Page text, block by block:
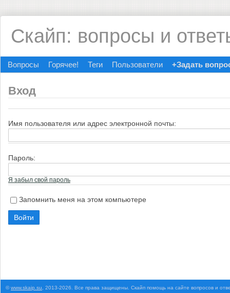
Скайп: вопросы и
Вопросы Горячее! Теги Пользователи +Задать
Вход
Имя пользователя или адрес электронной почты:
Пароль:
Я забыл свой пароль
Запомнить меня на этом компьютере
©www.skaip.su , 2013-2026. Все права защищены. Скайп помощь на сайте вопросов и